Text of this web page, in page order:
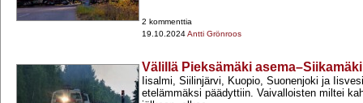
2 kommenttia
19.10.2024Antti Grönroos
Välillä Pieksämäki asema–Siikamäki
Iisalmi, Siilinjärvi, Kuopio, Suonenjoki ja
etelämmäksi päädyttiin. Vaivalloisten miltei